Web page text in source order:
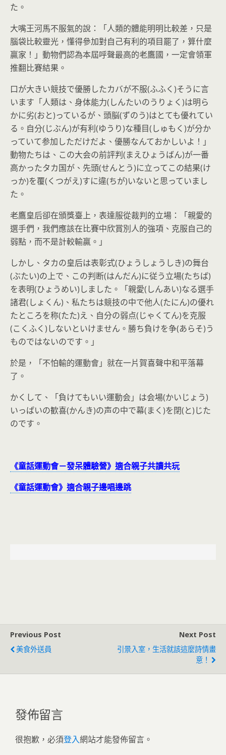
た。
大嘴王河馬不服氣的說：「人類的體能明明比較差，只是
腦袋比較靈光，懂得參加對自己有利的項目罷了，算什麼
贏家！」動物們認為本屆呼聲最高的老鷹國，一定會領軍
推翻比賽結果。
口が大きい競技で優勝したカバが不服(ふふく)そうに言
います「人類は、身体能力(しんたいのうりょく)は明ら
かに劣(おと)っているが、頭脳(ずのう)はとても優れてい
る。自分(じぶん)が有利(ゆうり)な種目(しゅもく)が分か
っていて参加しただけだよ、優勝なんておかしいよ！」
動物たちは、この大会の前評判(まえひょうばん)が一番
高かったタカ国が、先頭(せんとう)に立ってこの結果(け
っか)を覆(くつがえ)すに違(ちが)いないと思っていまし
た。
老鷹皇后卻在頒獎臺上，表達服從裁判的立場：「親愛的
選手們，我們應該在比賽中欣賞別人的強項、克服自己的
弱點，而不是計較輸贏。」
しかし、タカの皇后は表彰式(ひょうしょうしき)の舞台
(ぶたい)の上で、この判断(はんだん)に従う立場(たちば)
を表明(ひょうめい)しました。「親愛(しんあい)なる選手
諸君(しょくん)、私たちは競技の中で他人(たにん)の優れ
たところを称(たた)え、自分の弱点(じゃくてん)を克服
(こくふく)しないといけません。勝ち負けを争(あらそ)う
ものではないのです。」
於是，「不怕輸的運動會」就在一片賀喜聲中和平落幕
了。
かくして、「負けてもいい運動会」は会場(かいじょう)
いっぱいの歓喜(かんき)の声の中で幕(まく)を閉(と)じた
のです。
《童話運動會－發呆體驗營》適合親子共讀共玩
《童話運動會》適合親子邊唱邊跳
Previous Post
美食外送員
Next Post
引景入室，生活就該這麼詩情畫
意！
發佈留言
很抱歉，必須登入網站才能發佈留言。